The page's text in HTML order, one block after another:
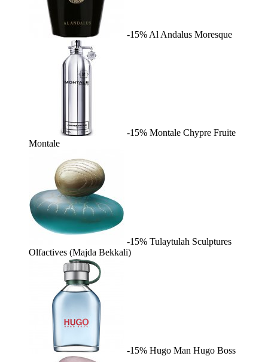
-15% Al Andalus Moresque
-15% Montale Chypre Fruite
Montale
-15% Tulaytulah Sculptures
Olfactives (Majda Bekkali)
-15% Hugo Man Hugo Boss